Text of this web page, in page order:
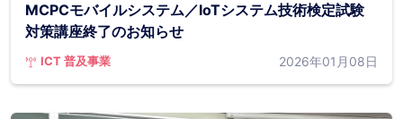
MCPCモバイルシステム／IoTシステム技術検定試験
対策講座終了のお知らせ
ICT 普及事業 2026年01月08日